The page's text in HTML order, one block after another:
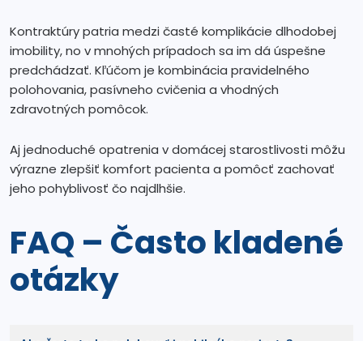
Kontraktúry patria medzi časté komplikácie dlhodobej
imobility, no v mnohých prípadoch sa im dá úspešne
predchádzať. Kľúčom je kombinácia pravidelného
polohovania, pasívneho cvičenia a vhodných
zdravotných pomôcok.
Aj jednoduché opatrenia v domácej starostlivosti môžu
výrazne zlepšiť komfort pacienta a pomôcť zachovať
jeho pohyblivosť čo najdlhšie.
FAQ – Často kladené
otázky